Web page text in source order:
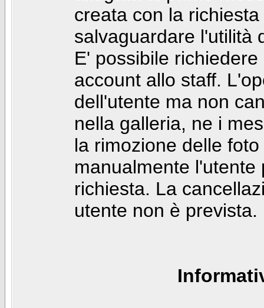
creata con la
salvaguardare l'utilità
E' possibile
account allo staff.
dell'utente ma non
nella galleria, ne i
la rimozione delle
manualmente
richiesta. La
utente non è prevista.